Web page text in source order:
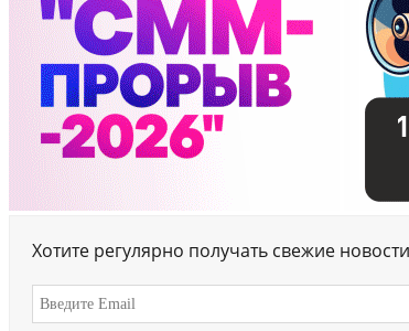
Хотите регулярно получать свежие